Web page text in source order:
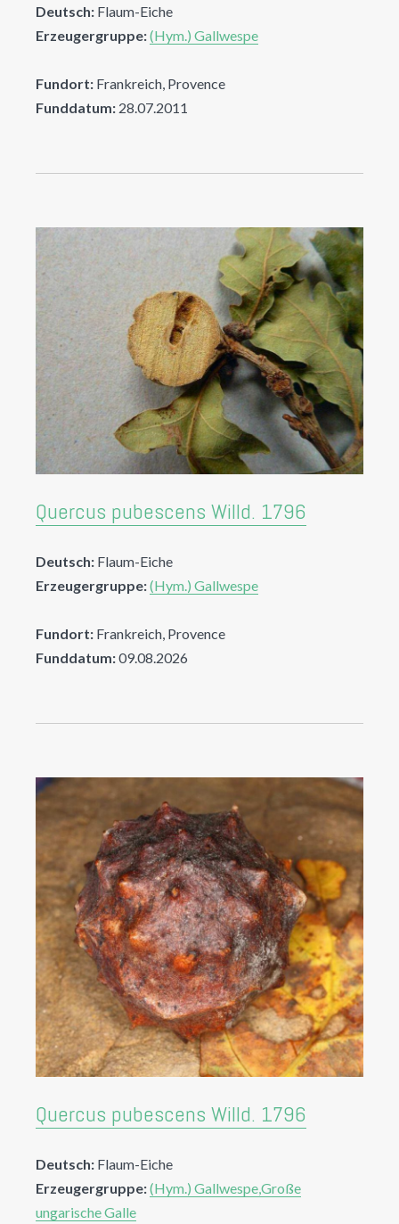
Deutsch: Flaum-Eiche
Erzeugergruppe:(Hym.) Gallwespe
Fundort: Frankreich, Provence
Funddatum: 28.07.2011
Quercus pubescens Willd. 1796
Deutsch: Flaum-Eiche
Erzeugergruppe:(Hym.) Gallwespe
Fundort: Frankreich, Provence
Funddatum:09.08.2026
Quercus pubescens Willd. 1796
Deutsch: Flaum-Eiche
Erzeugergruppe:(Hym.) Gallwespe,Große
ungarische Galle